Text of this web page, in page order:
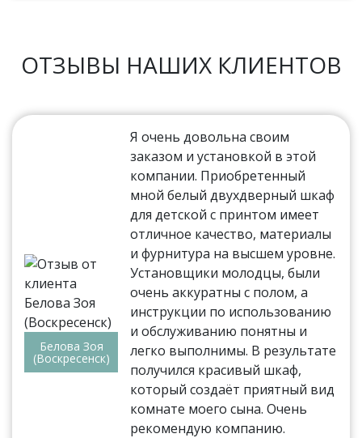
ОТЗЫВЫ НАШИХ КЛИЕНТОВ
Белова Зоя
(Воскресенск)
Я очень довольна своим
заказом и установкой в этой
компании. Приобретенный
мной белый двухдверный шкаф
для детской с принтом имеет
отличное качество, материалы
и фурнитура на высшем уровне.
Установщики молодцы, были
очень аккуратны с полом, а
инструкции по использованию
и обслуживанию понятны и
легко выполнимы. В результате
получился красивый шкаф,
который создаёт приятный вид
комнате моего сына. Очень
рекомендую компанию.